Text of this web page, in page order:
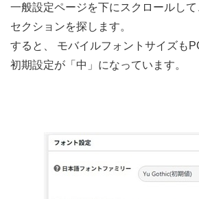
一般設定ページを下にスクロールして
セクションを探します。
すると、 モバイルフォントサイズも
初期設定が「中」になっています。